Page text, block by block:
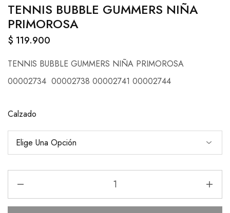
TENNIS BUBBLE GUMMERS NIÑA
PRIMOROSA
$ 119.900
TENNIS BUBBLE GUMMERS NIÑA PRIMOROSA
00002734 00002738 00002741 00002744
Calzado